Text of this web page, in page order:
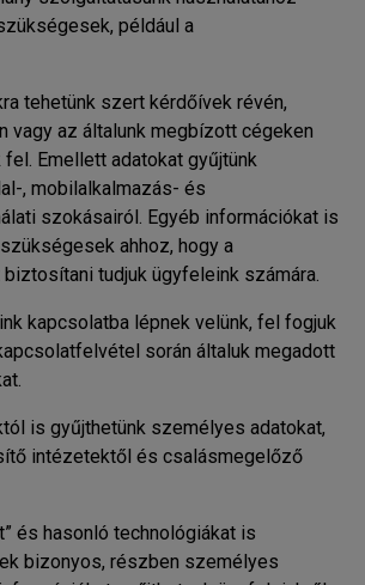
például a
tehetünk szert kérdőívek révén,
vagy az általunk megbízott cégeken
Emellett adatokat gyűjtünk
, mobilalkalmazás- és
szokásairól. Egyéb információkat is
ahhoz, hogy a
tudjuk ügyfeleink számára.
kapcsolatba lépnek velünk, fel fogjuk
során általuk megadott
is gyűjthetünk személyes adatokat,
intézetektől és csalásmegelőző
és hasonló technológiákat is
bizonyos, részben személyes